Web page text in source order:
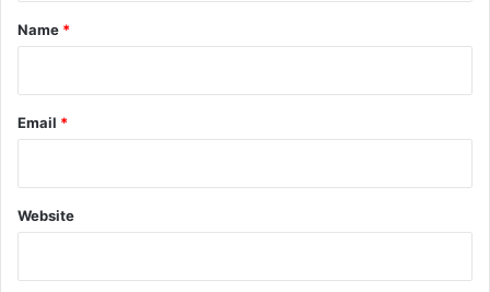
*
Name *
Email *
Website